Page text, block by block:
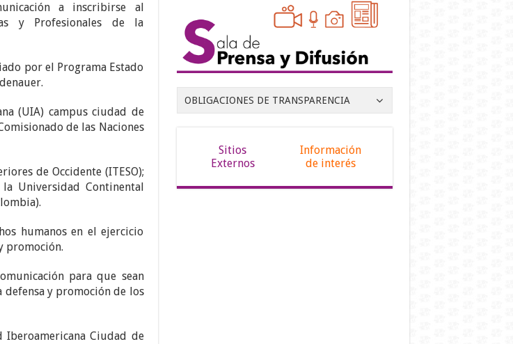
a inscribirse al
y Profesionales de la
por el Programa Estado
(UIA) campus ciudad de
de las Naciones
de Occidente (ITESO);
Universidad Continental
humanos en el ejercicio
promoción.
para que sean
y promoción de los
Ciudad de
OBLIGACIONES DE TRANSPARENCIA
Sitios
Externos
Información
de interés